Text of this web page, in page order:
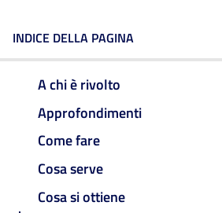
INDICE DELLA PAGINA
A chi è rivolto
Approfondimenti
Come fare
Cosa serve
Cosa si ottiene